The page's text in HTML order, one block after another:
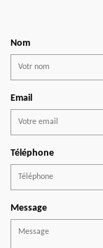
Nom
Email
Téléphone
Message